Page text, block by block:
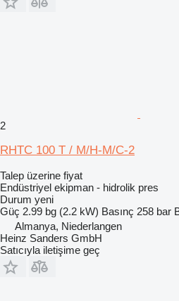
2
RHTC 100 T / M/H-M/C-2
Talep üzerine fiyat
Endüstriyel ekipman - hidrolik pres
Durum yeni
Güç 2.99 bg (2.2 kW) Basınç 258 bar
Almanya, Niederlangen
Heinz Sanders GmbH
Satıcıyla iletişime geç